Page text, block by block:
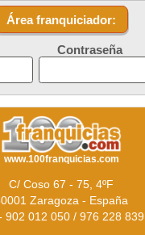
Área franquiciador:
Contraseña
www.100franquicias.com
C/ Coso 67 - 75, 4ºF
Zaragoza - España
902 012 050 / 976 228 839